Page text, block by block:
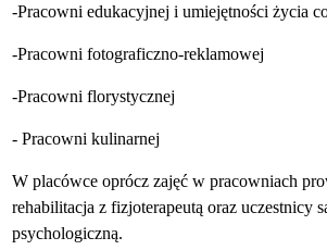
-Pracowni edukacyjnej i umiejętności życia
-Pracowni fotograficzno-reklamowej
-Pracowni florystycznej
- Pracowni kulinarnej
W placówce oprócz zajęć w pracowniach
rehabilitacja z fizjoterapeutą oraz uczestnicy
psychologiczną.